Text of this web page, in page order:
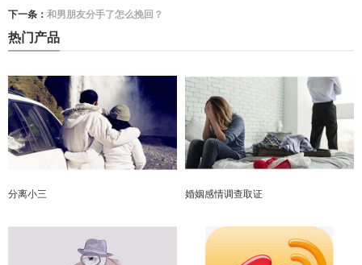
下一条： 和男朋友分手了怎么挽回？
热门产品
分离小三 婚姻感情调查取证